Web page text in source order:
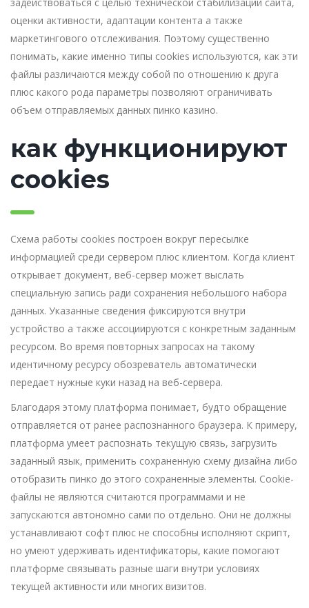
оценки активности, адаптации контента а также
маркетингового отслеживания. Поэтому существенно
понимать, какие именно типы cookies используются, как эти
файлы различаются между собой по отношению к друга
плюс какого рода параметры позволяют ограничивать
объем отправляемых данных пинко казино.
как функционируют
cookies
Схема работы cookies построен вокруг пересылке
информацией среди сервером плюс клиентом. Когда клиент
открывает документ, веб-сервер может выслать
специальную запись ради сохранения небольшого набора
данных. Указанные сведения фиксируются внутри
устройство а также ассоциируются с конкретным заданным
ресурсом. Во время повторных запросах на такому
идентичному ресурсу обозреватель автоматически
передает нужные куки назад на веб-сервера.
Благодаря этому платформа понимает, будто обращение
отправляется от ранее распознанного браузера. К примеру,
платформа умеет распознать текущую связь, загрузить
заданный язык, применить сохраненную схему дизайна либо
отобразить пинко до этого сохраненные элементы. Cookie-
файлы не являются считаются программами и не
запускаются автономно сами по отдельно. Они не должны
устанавливают софт плюс не способны исполняют скрипт,
но умеют удерживать идентификаторы, какие помогают
платформе связывать разные шаги внутри условиях
текущей активности или многих визитов.